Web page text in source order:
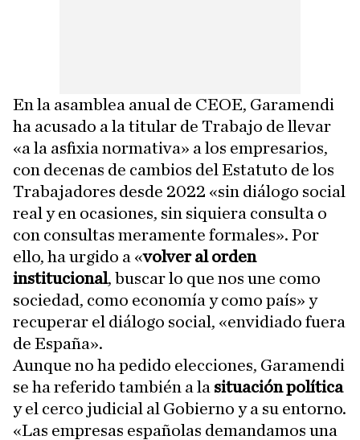
En la asamblea anual de CEOE, Garamendi
ha acusado a la titular de Trabajo de llevar
«a la asfixia normativa» a los empresarios,
con decenas de cambios del Estatuto de los
Trabajadores desde 2022 «sin diálogo social
real y en ocasiones, sin siquiera consulta o
con consultas meramente formales». Por
ello, ha urgido a «volver al orden
institucional, buscar lo que nos une como
sociedad, como economía y como país» y
recuperar el diálogo social, «envidiado fuera
de España».
Aunque no ha pedido elecciones, Garamendi
se ha referido también a la situación política
y el cerco judicial al Gobierno y a su entorno.
«Las empresas españolas demandamos una